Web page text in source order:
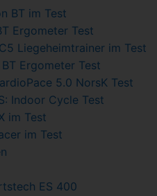
BT im Test
Ergometer Test
Liegeheimtrainer im Test
Ergometer Test
5.0 NorsK Test
Indoor Cycle Test
im Test
im Test
ES 400